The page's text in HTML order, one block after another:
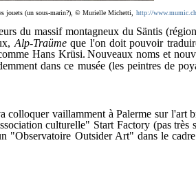
jouets (un sous-marin?), © Murielle Michetti, http://www.mumic.ch
du massif montagneux du Säntis
Alp-Traümeque l'on doit pouvoir
Hans Krüsi. Nouveaux noms et
dans ce musée (les peintres de
vaillamment à Palerme sur l'art
culturelle" Start Factory (pas très
"Observatoire Outsider Art" dans le